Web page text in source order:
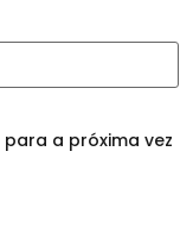
a próxima vez